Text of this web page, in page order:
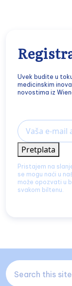
Uvek budite u
medicinskim
novostima iz
Email
Pretplata
Pristajem na
se mogu naći u
može opozvati u
svakom biltenu.